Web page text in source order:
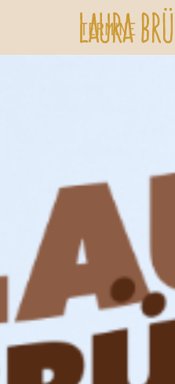
TERMINE